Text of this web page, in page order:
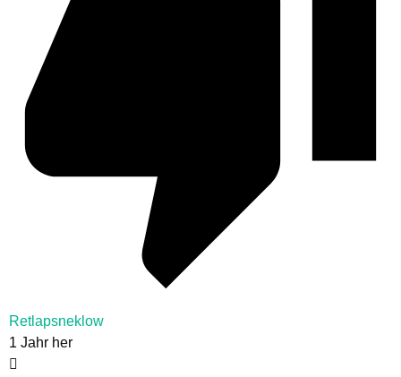
Retlapsneklow
1 Jahr her